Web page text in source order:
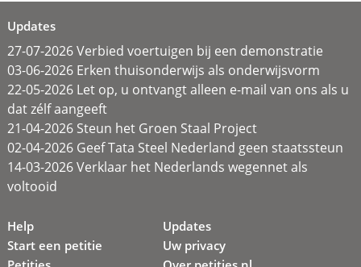
Updates
27-07-2026 Verbied voertuigen bij een demonstratie
03-06-2026 Erken thuisonderwijs als onderwijsvorm
22-05-2026 Let op, u ontvangt alleen e-mail van ons als u
dat zélf aangeeft
21-04-2026 Steun het Groen Staal Project
02-04-2026 Geef Tata Steel Nederland geen staatssteun
14-03-2026 Verklaar het Nederlands wegennet als
voltooid
Help
Start een petitie
Updates
Uw privacy